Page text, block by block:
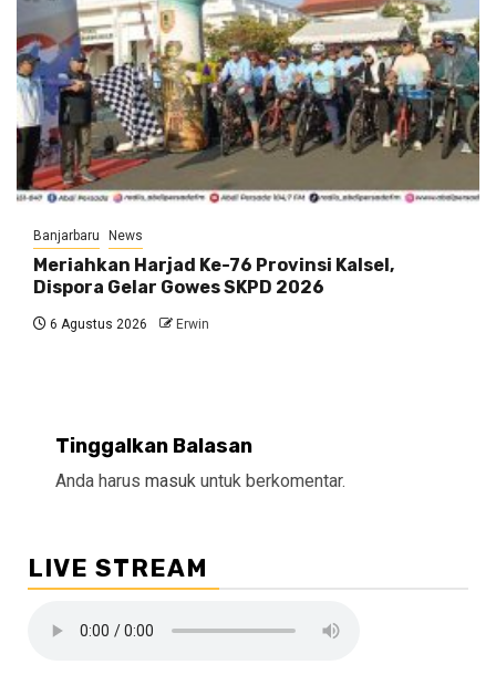
Banjarbaru News
Meriahkan Harjad Ke-76 Provinsi Kalsel,
Dispora Gelar Gowes SKPD 2026
6 Agustus 2026 Erwin
Tinggalkan Balasan
Anda harus masuk untuk berkomentar.
LIVE STREAM